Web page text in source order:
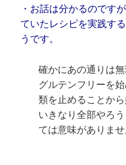
・お話は分かるのです
ていたレシピを実践す
うです。
確かにあの通りは無
グルテンフリーを
類を止めることか
いきなり全部やろ
ては意味がありませ